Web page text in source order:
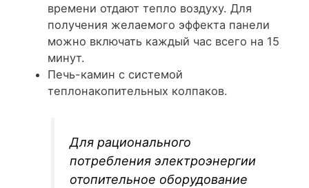
времени отдают тепло воздуху. Для
получения желаемого эффекта панели
можно включать каждый час всего на 15
минут.
Печь-камин с системой
теплонакопительных колпаков.
Для рационального
потребления электроэнергии
отопительное оборудование